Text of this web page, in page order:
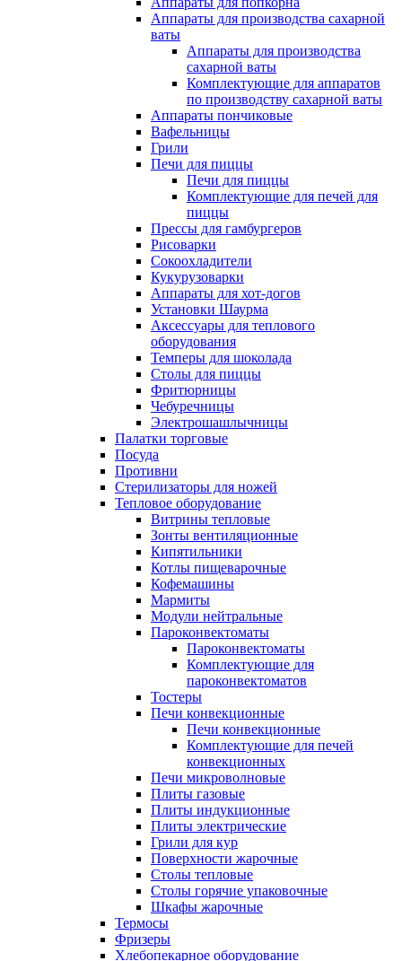
Аппараты для производства сахарной
ваты
Аппараты для производства
сахарной ваты
Комплектующие для аппаратов
по производству сахарной ваты
Аппараты пончиковые
Вафельницы
Грили
Печи для пиццы
Печи для пиццы
Комплектующие для печей для
пиццы
Прессы для гамбургеров
Рисоварки
Сокоохладители
Кукурузоварки
Аппараты для хот-догов
Установки Шаурма
Аксессуары для теплового
оборудования
Темперы для шоколада
Столы для пиццы
Фритюрницы
Чебуречницы
Электрошашлычницы
Палатки торговые
Посуда
Противни
Стерилизаторы для ножей
Тепловое оборудование
Витрины тепловые
Зонты вентиляционные
Кипятильники
Котлы пищеварочные
Кофемашины
Мармиты
Модули нейтральные
Пароконвектоматы
Пароконвектоматы
Комплектующие для
пароконвектоматов
Тостеры
Печи конвекционные
Печи конвекционные
Комплектующие для печей
конвекционных
Печи микроволновые
Плиты газовые
Плиты индукционные
Плиты электрические
Грили для кур
Поверхности жарочные
Столы тепловые
Столы горячие упаковочные
Шкафы жарочные
Термосы
Фризеры
Хлебопекарное оборудование